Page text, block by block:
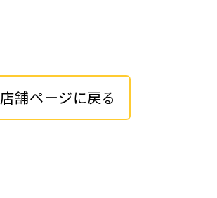
店舗ページに戻る